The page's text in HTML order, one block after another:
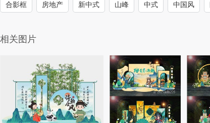
合影框 房地产 新中式 山峰 中式 中国风
相关图片